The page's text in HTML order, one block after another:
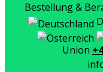
Bestellung &
Union